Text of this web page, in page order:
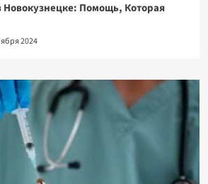
Новокузнецке: Помощь, Которая
2024